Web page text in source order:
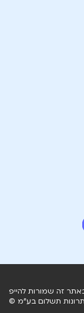
זה שמורות להייפ
תשלום בע"מ ©